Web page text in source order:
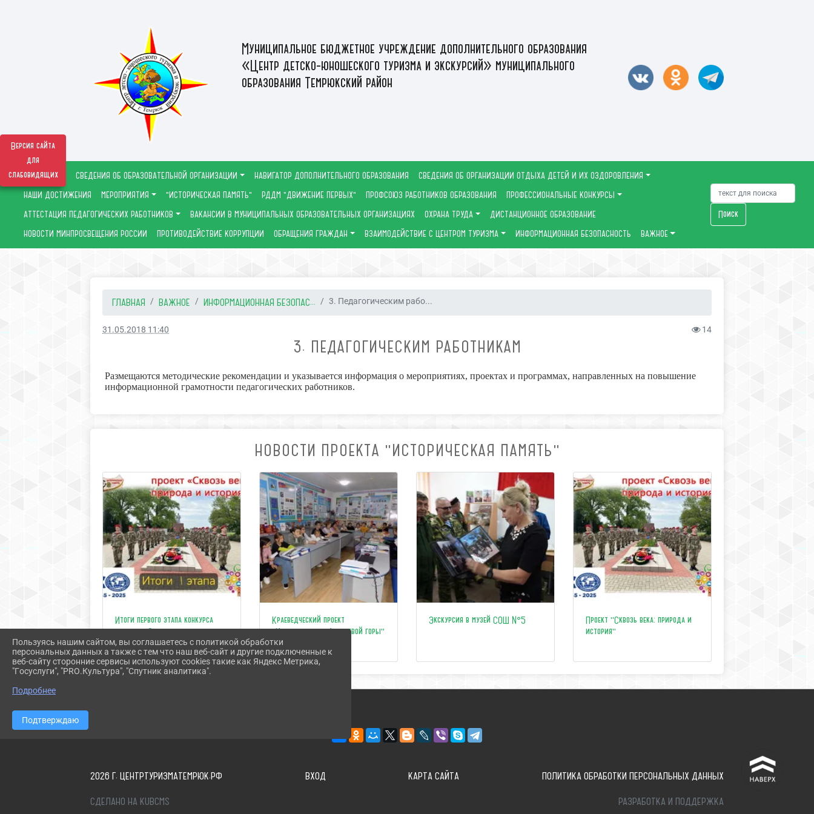
Версия сайта
для
слабовидящих
Муниципальное бюджетное учреждение дополнительного образования
«Центр детско-юношеского туризма и экскурсий» муниципального
образования Темрюкский район
СВЕДЕНИЯ ОБ ОБРАЗОВАТЕЛЬНОЙ ОРГАНИЗАЦИИ НАВИГАТОР ДОПОЛНИТЕЛЬНОГО ОБРАЗОВАНИЯ
СВЕДЕНИЯ ОБ ОРГАНИЗАЦИИ ОТДЫХА ДЕТЕЙ И ИХ ОЗДОРОВЛЕНИЯ
НАШИ ДОСТИЖЕНИЯ
МЕРОПРИЯТИЯ "ИСТОРИЧЕСКАЯ ПАМЯТЬ" РДДМ "ДВИЖЕНИЕ ПЕРВЫХ" ПРОФСОЮЗ РАБОТНИКОВ ОБРАЗОВАНИЯ
ПРОФЕССИОНАЛЬНЫЕ КОНКУРСЫ
АТТЕСТАЦИЯ ПЕДАГОГИЧЕСКИХ РАБОТНИКОВ
ВАКАНСИИ В МУНИЦИПАЛЬНЫХ ОБРАЗОВАТЕЛЬНЫХ ОРГАНИЗАЦИЯХ ОХРАНА ТРУДА
ДИСТАНЦИОННОЕ ОБРАЗОВАНИЕ
НОВОСТИ МИНПРОСВЕЩЕНИЯ РОССИИ
ПРОТИВОДЕЙСТВИЕ КОРРУПЦИИ ОБРАЩЕНИЯ ГРАЖДАН ВЗАИМОДЕЙСТВИЕ С ЦЕНТРОМ ТУРИЗМА ИНФОРМАЦИОННАЯ БЕЗОПАСНОСТЬ ВАЖНОЕ
Поиск
ГЛАВНАЯ ВАЖНОЕ ИНФОРМАЦИОННАЯ БЕЗОПАС... 3. Педагогическим рабо...
31.05.2018 11:40 14
3. ПЕДАГОГИЧЕСКИМ РАБОТНИКАМ
Размещаются методические рекомендации и указывается информация о мероприятиях, проектах и программах, направленных на повышение
информационной грамотности педагогических работников.
НОВОСТИ ПРОЕКТА "ИСТОРИЧЕСКАЯ ПАМЯТЬ"
Итоги первого этапа конкурса
проекта «Сквозь века: природа и
история»
Краеведческий проект
"Исследователи Андреевой горы"
стартовал!
Экскурсия в музей СОШ №5
Проект "Сквозь века: природа и
история"
^
2026 Г. ЦЕНТРТУРИЗМАТЕМРЮК.РФ ВХОД КАРТА САЙТА ПОЛИТИКА ОБРАБОТКИ ПЕРСОНАЛЬНЫХ ДАННЫХ
СДЕЛАНО НА KUBCMS РАЗРАБОТКА И ПОДДЕРЖКА
Пользуясь нашим сайтом, вы соглашаетесь с политикой обработки
персональных данных а также с тем что наш веб-сайт и другие подключенные к
веб-сайту сторонние сервисы используют cookies такие как Яндекс Метрика,
"Госуслуги", "PRO.Культура", "Спутник аналитика".
Подробнее
Подтверждаю